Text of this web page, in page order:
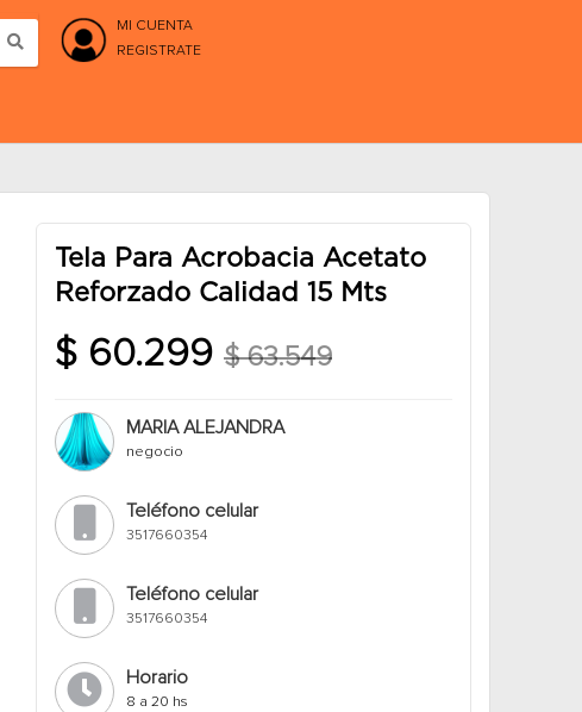
MI CUENTA
REGISTRATE
Tela Para Acrobacia Acetato
Reforzado Calidad 15 Mts
$ 60.299 $ 63.549
MARIA ALEJANDRA
negocio
Teléfono celular
3517660354
Teléfono celular
3517660354
Horario
8 a 20 hs